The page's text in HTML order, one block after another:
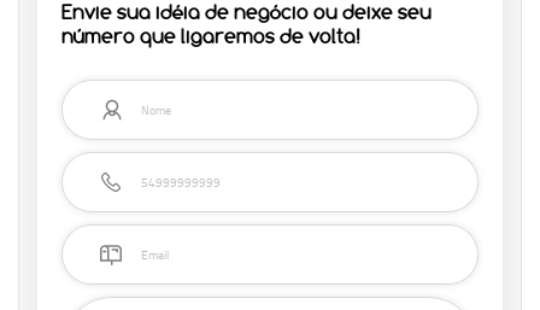
Envie sua idéia de negócio ou deixe seu
número que ligaremos de volta!